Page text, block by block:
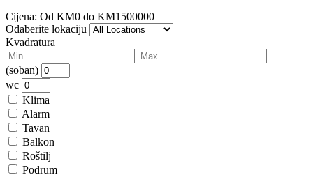
Cijena: Od KM0 do KM1500000
Odaberite lokaciju
Kvadratura
(soban)
wc
Klima
Alarm
Tavan
Balkon
Roštilj
Podrum